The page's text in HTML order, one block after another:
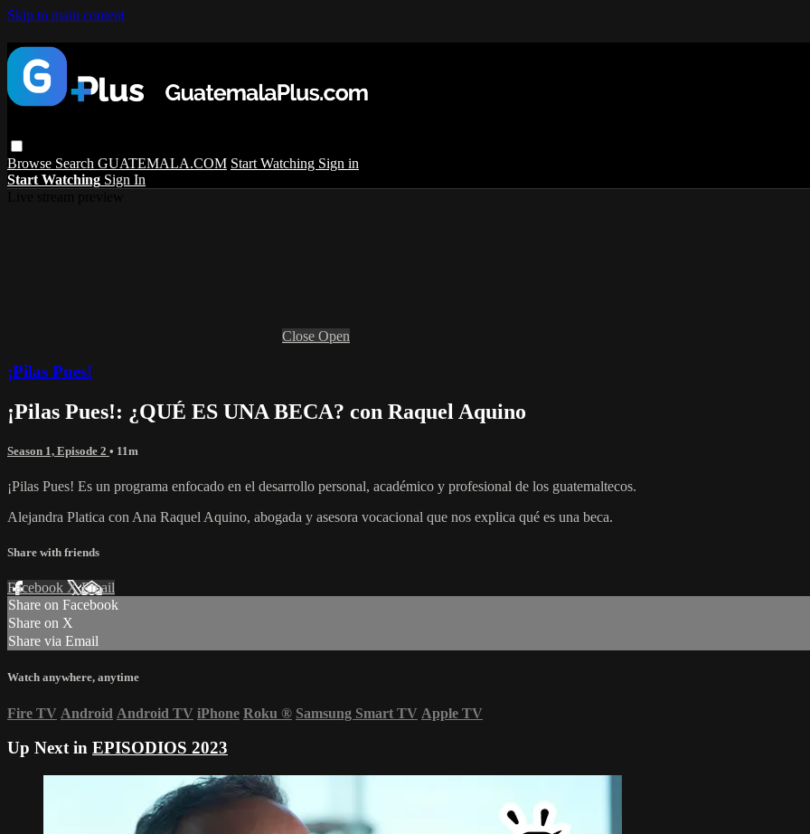
Skip to main content
Browse Search GUATEMALA.COM Start Watching Sign in
Start Watching Sign In
Close Open
¡Pilas Pues!
¡Pilas Pues!: ¿QUÉ ES UNA BECA? con Raquel Aquino
Season 1, Episode 2 • 11m
¡Pilas Pues! Es un programa enfocado en el desarrollo personal, académico y profesional de los guatemaltecos.
Alejandra Platica con Ana Raquel Aquino, abogada y asesora vocacional que nos explica qué es una beca.
Share with friends
Facebook XEmail
Share on Facebook
Share on X
Share via Email
Watch anywhere, anytime
Fire TV Android Android TV iPhone Roku ® Samsung Smart TV Apple TV
Up Next in EPISODIOS 2023